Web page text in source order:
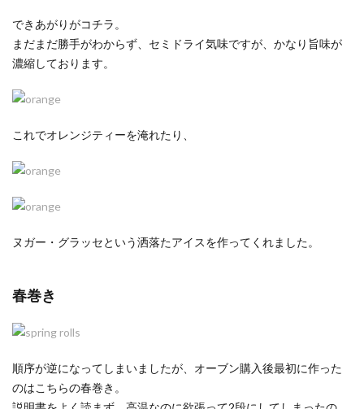
できあがりがコチラ。
まだまだ勝手がわからず、セミドライ気味ですが、かなり旨味が
濃縮しております。
これでオレンジティーを淹れたり、
ヌガー・グラッセという洒落たアイスを作ってくれました。
春巻き
順序が逆になってしまいましたが、オーブン購入後最初に作った
のはこちらの春巻き。